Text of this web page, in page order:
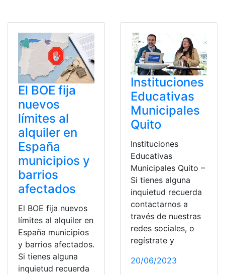
El BOE fija
nuevos
límites al
alquiler en
España
municipios y
barrios
afectados
El BOE fija nuevos
límites al alquiler en
España municipios
y barrios afectados.
Si tienes alguna
inquietud recuerda
Instituciones
Educativas
Municipales
Quito
Instituciones
Educativas
Municipales Quito –
Si tienes alguna
inquietud recuerda
contactarnos a
través de nuestras
redes sociales, o
regístrate y
20/06/2023